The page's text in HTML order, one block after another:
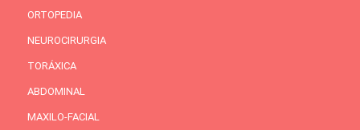
ORTOPEDIA
NEUROCIRURGIA
TORÁXICA
ABDOMINAL
MAXILO-FACIAL